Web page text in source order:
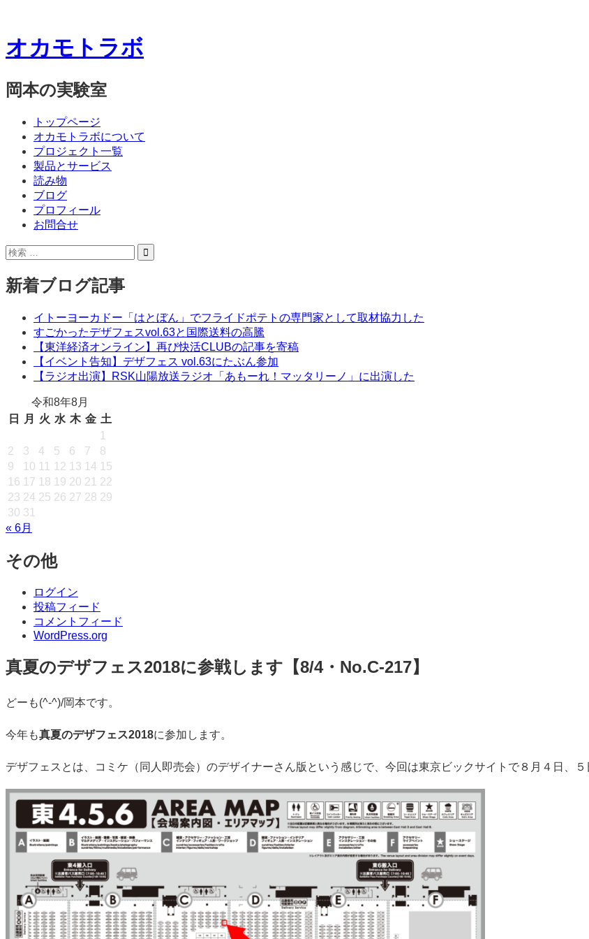
オカモトラボ
岡本の実験室
プ
トップページ
オカモトラボについて
プロジェクト一覧
製品とサービス
読み物
ブログ
プロフィール
お問合せ
サ
ド
バ
検
新着ブログ記事
イトーヨーカドー「はとぼん」でフライドポテトの専門家として取材協力した
すごかったデザフェスvol.63と国際送料の高騰
【東洋経済オンライン】再び快活CLUBの記事を寄稿
【イベント告知】デザフェス vol.63にたぶん参加
【ラジオ出演】RSK山陽放送ラジオ「あもーれ！マッタリーノ」に出演した
令和8年8月
日
月 火 水 木 金 土
1
2
3 4 5 6 7
8
9
10 11 12 13 14 15
16 17 18 19 20 21 22
23 24 25 26 27 28 29
30 31
« 6月
その他
ログイン
投稿フィード
コメントフィード
WordPress.org
真夏のデザフェス2018に参戦します【8/4・No.C-217】
標
どーも(^-^)/岡本です。
今年も真夏のデザフェス2018に参加します。
デザフェスとは、コミケ（同人即売会）のデザイナーさん版という感じで、今回は東京ビックサイトで８月４日、